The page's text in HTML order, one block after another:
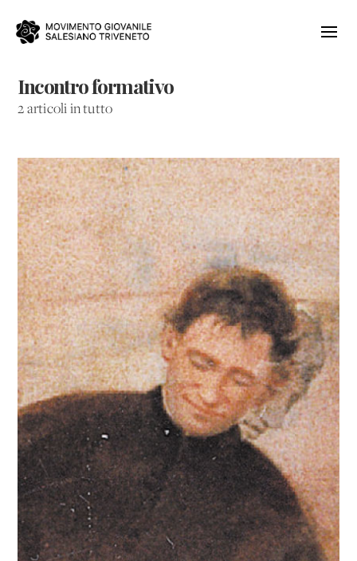
Incontro formativo
2 articoli in tutto